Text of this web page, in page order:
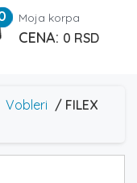
Moja korpa
0 RSD
Vobleri / FILEX